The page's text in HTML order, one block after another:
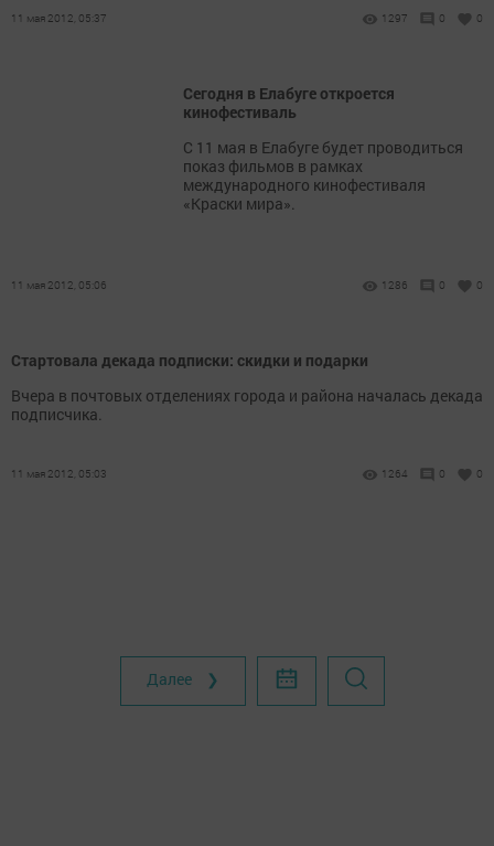
11 мая 2012, 05:37 1297 0 0
Сегодня в Елабуге откроется
кинофестиваль
С 11 мая в Елабуге будет проводиться
показ фильмов в рамках
международного кинофестиваля
«Краски мира».
11 мая 2012, 05:06 1286 0 0
Стартовала декада подписки: скидки и подарки
Вчера в почтовых отделениях города и района началась декада
подписчика.
11 мая 2012, 05:03 1264 0 0
Далее ❯